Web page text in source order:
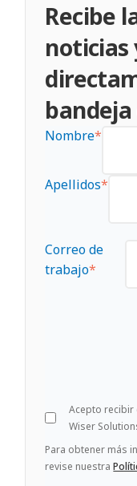
Recibe
noticias
Nombre*
Apellidos*
Correo de
trabajo*
Acepto recibir
Wiser
Para obtener más
revise nuestra